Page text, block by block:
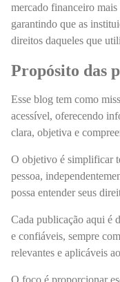
mercado financeiro mais
garantindo que as
direitos daqueles que
Propósito das
Esse blog tem como
acessível, oferecendo
clara, objetiva e
O objetivo é simplificar
pessoa,
possa entender seus
Cada publicação aqui é
e confiáveis, sempre
relevantes e aplicáveis